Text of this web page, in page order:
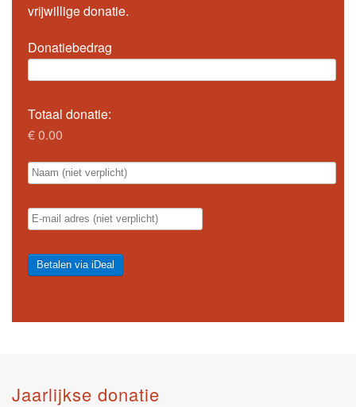
vrijwillige donatie.
Donatiebedrag
Totaal donatie:
€ 0.00
Betalen via iDeal
Jaarlijkse donatie